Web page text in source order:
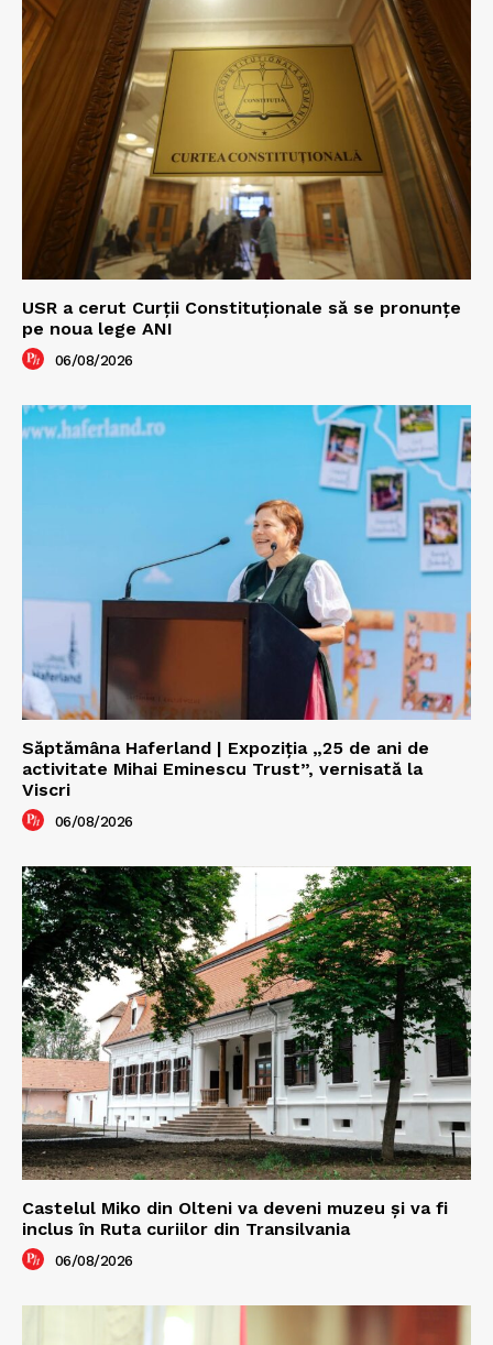
USR a cerut Curții Constituționale să se pronunțe
pe noua lege ANI
06/08/2026
Săptămâna Haferland | Expoziţia „25 de ani de
activitate Mihai Eminescu Trust”, vernisată la
Viscri
06/08/2026
Castelul Miko din Olteni va deveni muzeu şi va fi
inclus în Ruta curiilor din Transilvania
06/08/2026